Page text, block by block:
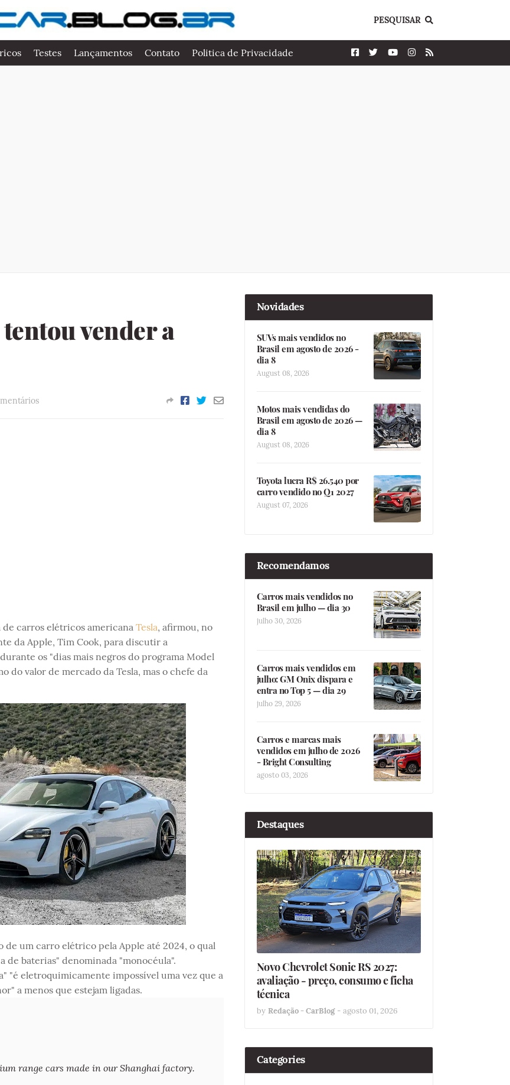
PESQUISAR
Testes Lançamentos Contato Politica de Privacidade
vender a
carros elétricos americana Tesla, afirmou, no
da Apple, Tim Cook, para discutir a
os "dias mais negros do programa Model
do valor de mercado da Tesla, mas o chefe da
um carro elétrico pela Apple até 2024, o qual
de baterias" denominada "monocéula".
"é eletroquimicamente impossível uma vez que a
a menos que estejam ligadas.
range cars made in our Shanghai factory.
Novidades
SUVs mais vendidos no
Brasil em agosto de 2026 -
dia 8
August 08, 2026
Motos mais vendidas do
Brasil em agosto de 2026 —
dia 8
August 08, 2026
Toyota lucra R$ 26.540 por
carro vendido no Q1 2027
August 07, 2026
Recomendamos
Carros mais vendidos no
Brasil em julho — dia 30
julho 30, 2026
Carros mais vendidos em
julho: GM Onix dispara e
entra no Top 5 — dia 29
julho 29, 2026
Carros e marcas mais
vendidos em julho de 2026
- Bright Consulting
agosto 03, 2026
Destaques
Novo Chevrolet Sonic RS 2027:
avaliação - preço, consumo e ficha
técnica
by Redação - CarBlog - agosto 01, 2026
Categories